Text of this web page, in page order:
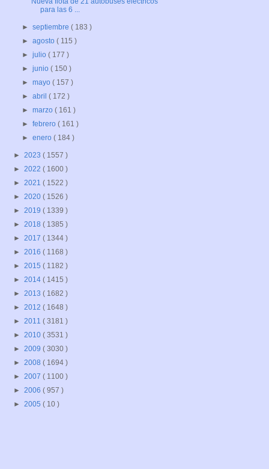
para las 6 ...
►septiembre( 183 )
►agosto( 115 )
►julio( 177 )
►junio( 150 )
►mayo( 157 )
►abril( 172 )
►marzo( 161 )
►febrero( 161 )
►enero( 184 )
► 2023 ( 1557 )
► 2022 ( 1600 )
► 2021 ( 1522 )
► 2020 ( 1526 )
► 2019 ( 1339 )
► 2018 ( 1385 )
► 2017 ( 1344 )
► 2016 ( 1168 )
► 2015 ( 1182 )
► 2014 ( 1415 )
► 2013 ( 1682 )
► 2012 ( 1648 )
► 2011 ( 3181 )
► 2010 ( 3531 )
► 2009 ( 3030 )
► 2008 ( 1694 )
► 2007 ( 1100 )
► 2006 ( 957 )
► 2005 ( 10 )